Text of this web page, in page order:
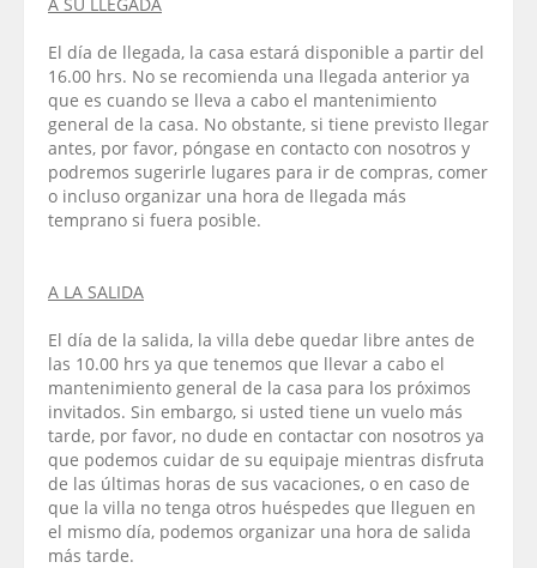
El día de llegada, la casa estará disponible a partir del
16.00 hrs. No se recomienda una llegada anterior ya
que es cuando se lleva a cabo el mantenimiento
general de la casa. No obstante, si tiene previsto llegar
antes, por favor, póngase en contacto con nosotros y
podremos sugerirle lugares para ir de compras, comer
o incluso organizar una hora de llegada más
temprano si fuera posible.
A LA SALIDA
El día de la salida, la villa debe quedar libre antes de
las 10.00 hrs ya que tenemos que llevar a cabo el
mantenimiento general de la casa para los próximos
invitados. Sin embargo, si usted tiene un vuelo más
tarde, por favor, no dude en contactar con nosotros ya
que podemos cuidar de su equipaje mientras disfruta
de las últimas horas de sus vacaciones, o en caso de
que la villa no tenga otros huéspedes que lleguen en
el mismo día, podemos organizar una hora de salida
más tarde.